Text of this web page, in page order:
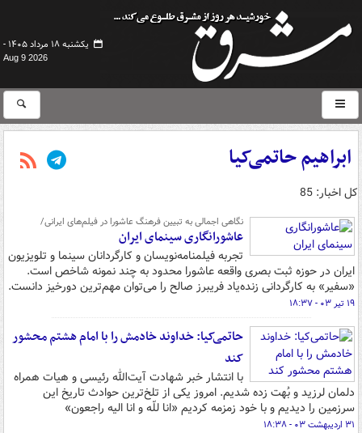
یکشنبه ۱۸ مرداد ۱۴۰۵ -
Aug 9 2026
ابراهیم حاتمی‌کیا
کل اخبار: 85
نگاهی اجمالی به تبیین فرهنگ عاشورا در فیلم‌های ایرانی/
عاشورانگاری سینمای ایران
تجربه فیلمنامه‌نویسان و کارگردانان سینما و تلویزیون
ایران در حوزه ثبت بصری واقعه عاشورا محدود به چند نمونه شاخص است.
«سفیر» به کارگردانی زنده‌یاد فریبرز صالح را می‌توان مهم‌ترین دورخیز دانست.
۱۹ تیر ۰۳ - ۱۸:۳۷
حاتمی‌کیا: خداوند خادمش را با امام هشتم محشور
کند
با انتشار خبر شهادت آیت‌الله رئیسی و هیات همراه
دلمان لرزید و بُهت زده شدیم. امروز یکی از تلخ‌ترین حوادث تاریخ این
سرزمین را دیدیم و با خود زمزمه کردیم «انا للّه و انا الیه راجعون»
۳۱ اردیبهشت ۰۳ - ۱۸:۳۸